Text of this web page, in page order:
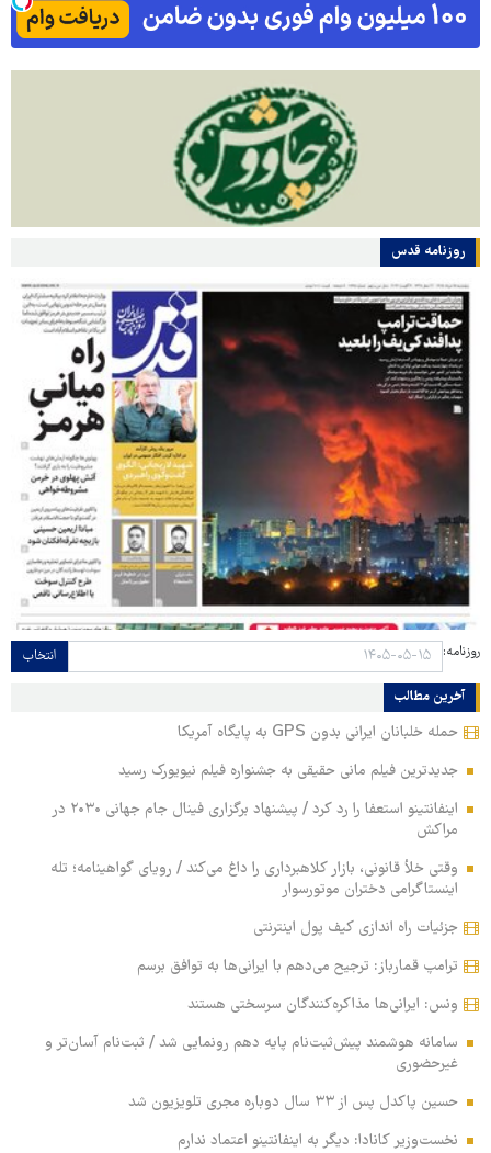
روزنامه قدس
روزنامه: انتخاب
آخرین مطالب
حمله خلبانان ایرانی بدون GPS به پایگاه آمریکا
جدیدترین فیلم مانی حقیقی به جشنواره فیلم نیویورک رسید
اینفانتینو استعفا را رد کرد / پیشنهاد برگزاری فینال جام جهانی ۲۰۳۰ در
مراکش
وقتی خلأ قانونی، بازار کلاهبرداری را داغ می‌کند / رویای گواهینامه؛ تله
اینستاگرامی دختران موتورسوار
جزئیات راه اندازی کیف پول اینترنتی
ترامپ قمارباز: ترجیح می‌دهم با ایرانی‌ها به توافق برسم
ونس: ایرانی‌ها مذاکره‌کنندگان سرسختی هستند
سامانه هوشمند پیش‌ثبت‌نام پایه دهم رونمایی شد / ثبت‌نام آسان‌تر و
غیرحضوری
حسین پاکدل پس از ۳۳ سال دوباره مجری تلویزیون شد
نخست‌وزیر کانادا: دیگر به اینفانتینو اعتماد ندارم